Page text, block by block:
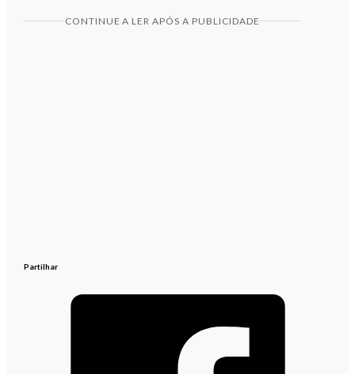
CONTINUE A LER APÓS A PUBLICIDADE
Partilhar